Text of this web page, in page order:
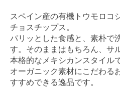
スペイン産の有機トウモロコ
チョスチップス。
パリッとした食感と、素朴で
す。そのままはもちろん、サ
本格的なメキシカンスタイル
オーガニック素材にこだわる
すすめできる逸品です。